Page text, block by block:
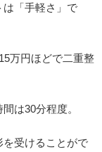
「手軽さ」で
万円ほどで二重整
は30分程度。
受けることがで